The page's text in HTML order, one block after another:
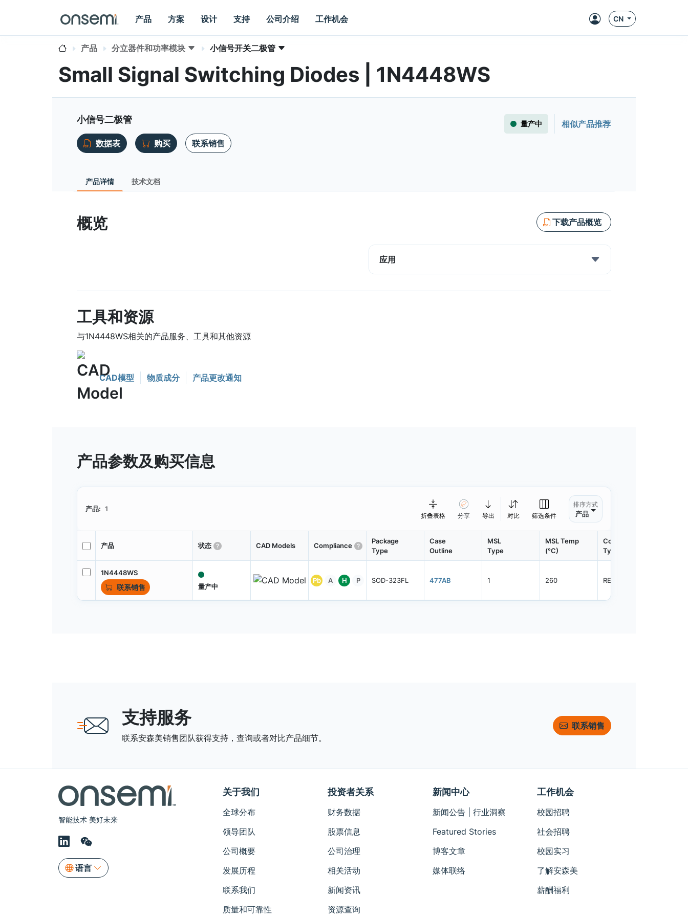
产品 方案 设计 支持 公司介绍 工作机会 CN
产品 分立器件和功率模块 小信号开关二极管
Small Signal Switching Diodes | 1N4448WS
小信号二极管 量产中
相似产品推荐
数据表
购买 联系销售
产品详情 技术文档
概览 下载产品概览
应用
工具和资源
与1N4448WS相关的产品服务、工具和其他资源
CAD模型 物质成分 产品更改通知
产品参数及购买信息
产品: 1
折叠表格 分享 导出 对比 筛选条件
排序方式
产品
产品 状态 CAD Models Compliance
Package
Type
Case
Outline
MSL
Type
MSL Temp
(°C)
Container
Type
1N4448WS
联系销售 量产中
Pb A H P SOD-323FL 477AB 1 260 REEL
支持服务
联系安森美销售团队获得支持，查询或者对比产品细节。
联系销售
智能技术 美好未来
语言
关于我们
全球分布
领导团队
公司概要
发展历程
联系我们
质量和可靠性
投资者关系
财务数据
股票信息
公司治理
相关活动
新闻资讯
资源查询
新闻中心
新闻公告 | 行业洞察
Featured Stories
博客文章
媒体联络
工作机会
校园招聘
社会招聘
校园实习
了解安森美
薪酬福利